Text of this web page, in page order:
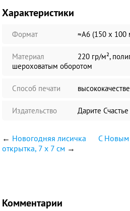
Характеристики
Формат ≈А6 (150 х 100
Материал
220 гр/м²,
шероховатым оборотом
Способ печати
Издательство Дарите Счастье
← Новогодняя лисичка
C
открытка, 7 х 7 см →
Комментарии